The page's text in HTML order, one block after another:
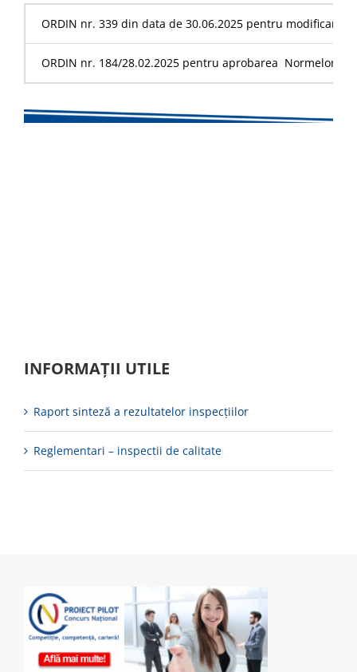
ORDIN nr. 339 din data de 30.06.2025 pentru
ORDIN nr. 184/28.02.2025 pentru aprobarea Normelor
INFORMAȚII UTILE
Raport sinteză a rezultatelor inspecțiilor
Reglementari – inspectii de calitate